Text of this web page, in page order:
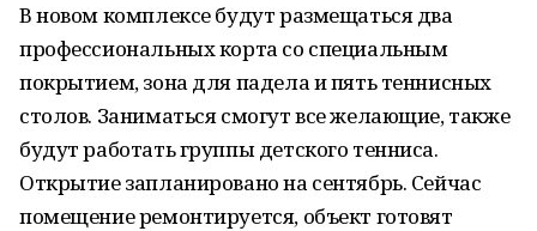
В новом комплексе будут размещаться два
профессиональных корта со специальным
покрытием, зона для падела и пять теннисных
столов. Заниматься смогут все желающие, также
будут работать группы детского тенниса.
Открытие запланировано на сентябрь. Сейчас
помещение ремонтируется, объект готовят